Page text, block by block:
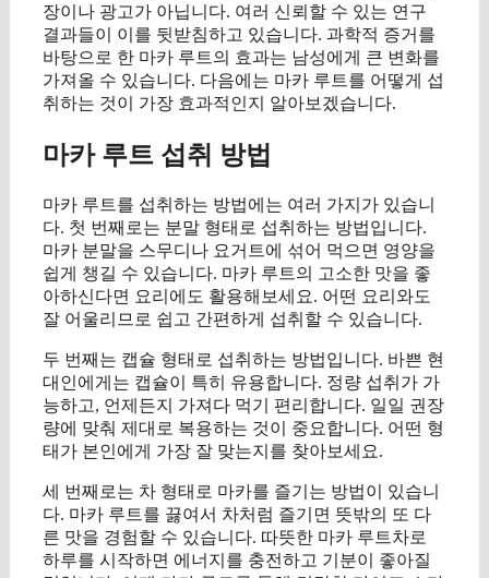
장이나 광고가 아닙니다. 여러 신뢰할 수 있는 연구
결과들이 이를 뒷받침하고 있습니다. 과학적 증거를
바탕으로 한 마카 루트의 효과는 남성에게 큰 변화를
가져올 수 있습니다. 다음에는 마카 루트를 어떻게 섭
취하는 것이 가장 효과적인지 알아보겠습니다.
마카 루트 섭취 방법
마카 루트를 섭취하는 방법에는 여러 가지가 있습니
다. 첫 번째로는 분말 형태로 섭취하는 방법입니다.
마카 분말을 스무디나 요거트에 섞어 먹으면 영양을
쉽게 챙길 수 있습니다. 마카 루트의 고소한 맛을 좋
아하신다면 요리에도 활용해보세요. 어떤 요리와도
잘 어울리므로 쉽고 간편하게 섭취할 수 있습니다.
두 번째는 캡슐 형태로 섭취하는 방법입니다. 바쁜 현
대인에게는 캡슐이 특히 유용합니다. 정량 섭취가 가
능하고, 언제든지 가져다 먹기 편리합니다. 일일 권장
량에 맞춰 제대로 복용하는 것이 중요합니다. 어떤 형
태가 본인에게 가장 잘 맞는지를 찾아보세요.
세 번째로는 차 형태로 마카를 즐기는 방법이 있습니
다. 마카 루트를 끓여서 차처럼 즐기면 뜻밖의 또 다
른 맛을 경험할 수 있습니다. 따뜻한 마카 루트차로
하루를 시작하면 에너지를 충전하고 기분이 좋아질